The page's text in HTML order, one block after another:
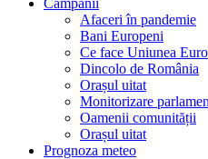
Campanii
Afaceri în pandemie
Bani Europeni
Ce face Uniunea
Dincolo de România
Orașul uitat
Monitorizare
Oamenii comunității
Orașul uitat
Prognoza meteo